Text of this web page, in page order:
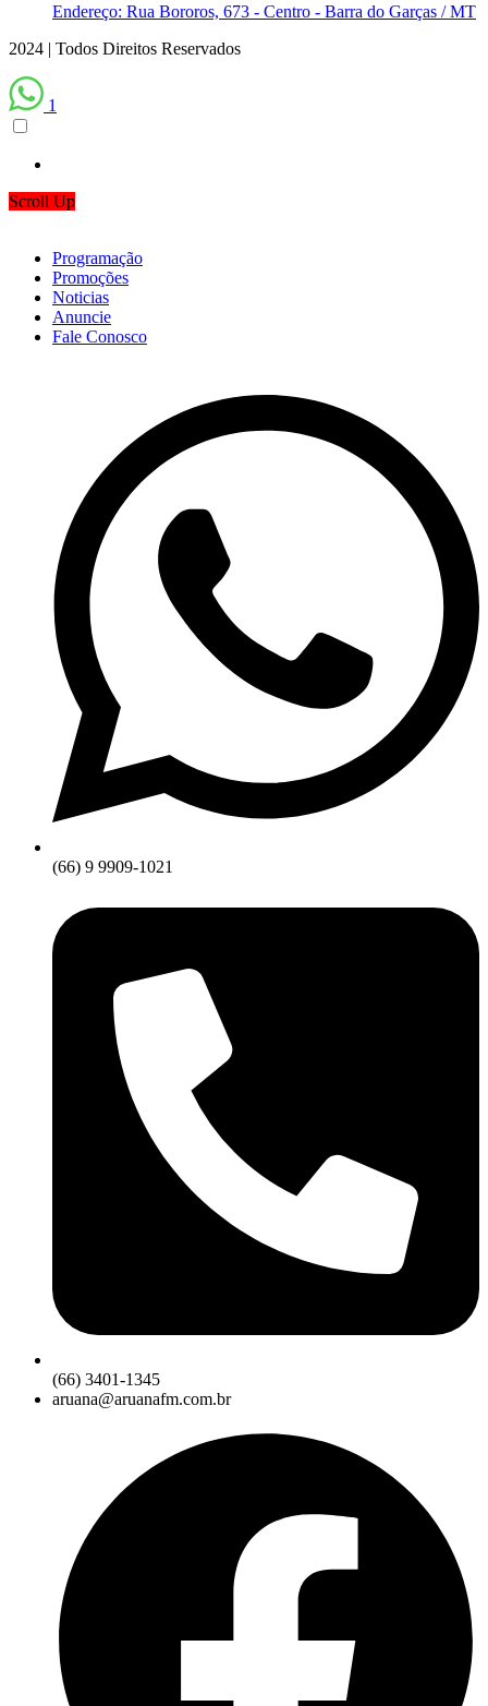
Endereço: Rua Bororos, 673 - Centro - Barra do Garças / MT
2024 | Todos Direitos Reservados
1
Scroll Up
Programação
Promoções
Noticias
Anuncie
Fale Conosco
(66) 9 9909-1021
(66) 3401-1345
aruana@aruanafm.com.br